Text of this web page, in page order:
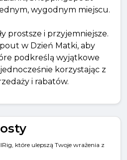
wygodnym miejscu.
prostsze i przyjemniejsze.
w Dzień Matki, aby
podkreślą wyjątkowe
korzystając z
i rabatów.
które ulepszą Twoje wrażenia z